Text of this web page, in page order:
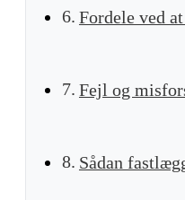
Fordele ved
Fejl og
Sådan